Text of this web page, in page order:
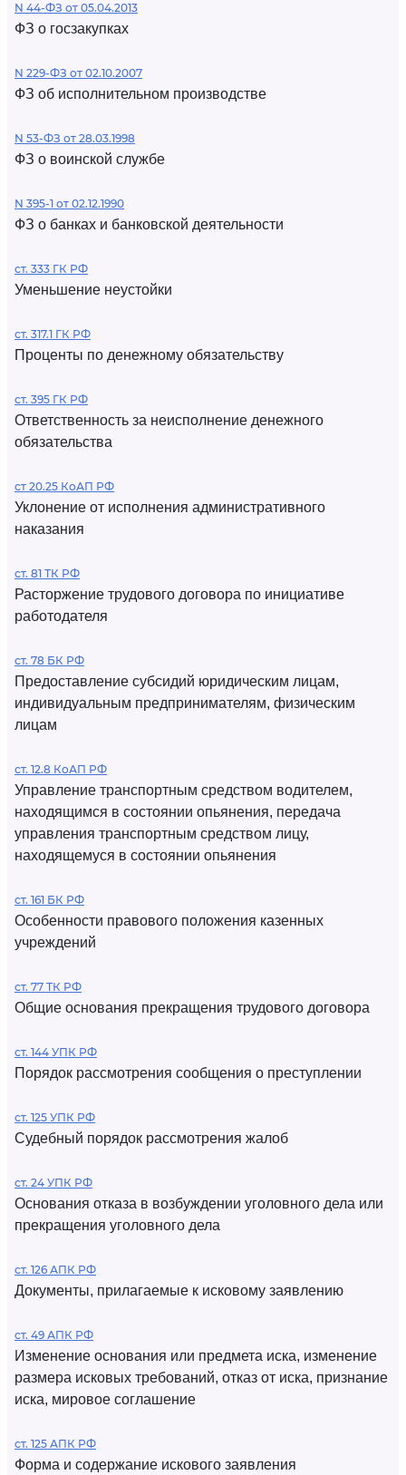
N 44-ФЗ от 05.04.2013
ФЗ о госзакупках
N 229-ФЗ от 02.10.2007
ФЗ об исполнительном производстве
N 53-ФЗ от 28.03.1998
ФЗ о воинской службе
N 395-1 от 02.12.1990
ФЗ о банках и банковской деятельности
ст. 333 ГК РФ
Уменьшение неустойки
ст. 317.1 ГК РФ
Проценты по денежному обязательству
ст. 395 ГК РФ
Ответственность за неисполнение денежного
обязательства
ст 20.25 КоАП РФ
Уклонение от исполнения административного
наказания
ст. 81 ТК РФ
Расторжение трудового договора по инициативе
работодателя
ст. 78 БК РФ
Предоставление субсидий юридическим лицам,
индивидуальным предпринимателям, физическим
лицам
ст. 12.8 КоАП РФ
Управление транспортным средством водителем,
находящимся в состоянии опьянения, передача
управления транспортным средством лицу,
находящемуся в состоянии опьянения
ст. 161 БК РФ
Особенности правового положения казенных
учреждений
ст. 77 ТК РФ
Общие основания прекращения трудового договора
ст. 144 УПК РФ
Порядок рассмотрения сообщения о преступлении
ст. 125 УПК РФ
Судебный порядок рассмотрения жалоб
ст. 24 УПК РФ
Основания отказа в возбуждении уголовного дела или
прекращения уголовного дела
ст. 126 АПК РФ
Документы, прилагаемые к исковому заявлению
ст. 49 АПК РФ
Изменение основания или предмета иска, изменение
размера исковых требований, отказ от иска, признание
иска, мировое соглашение
ст. 125 АПК РФ
Форма и содержание искового заявления